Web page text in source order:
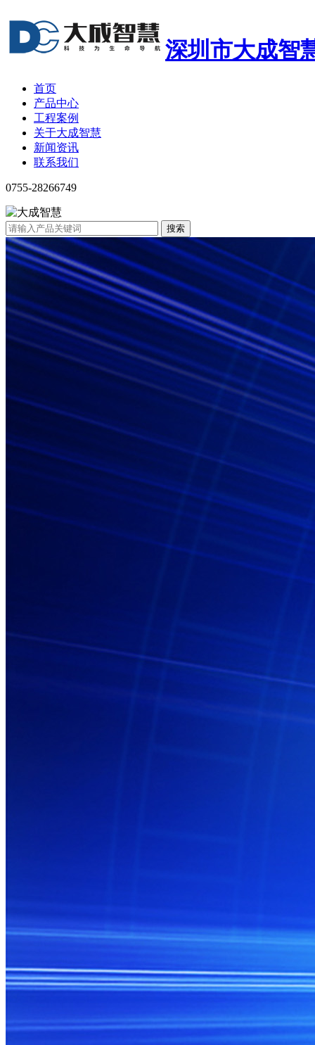
深圳市大成智
首页
产品中心
工程案例
关于大成智慧
新闻资讯
联系我们
0755-28266749
搜索